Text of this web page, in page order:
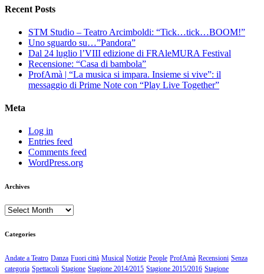
Recent Posts
STM Studio – Teatro Arcimboldi: “Tick…tick…BOOM!”
Uno sguardo su…”Pandora”
Dal 24 luglio l’VIII edizione di FRAleMURA Festival
Recensione: “Casa di bambola”
ProfAmà | “La musica si impara. Insieme si vive”: il
messaggio di Prime Note con “Play Live Together”
Meta
Log in
Entries feed
Comments feed
WordPress.org
Archives
Archives
Categories
Andate a Teatro Danza Fuori città Musical Notizie People ProfAmà Recensioni Senza
categoria Spettacoli Stagione Stagione 2014/2015 Stagione 2015/2016 Stagione